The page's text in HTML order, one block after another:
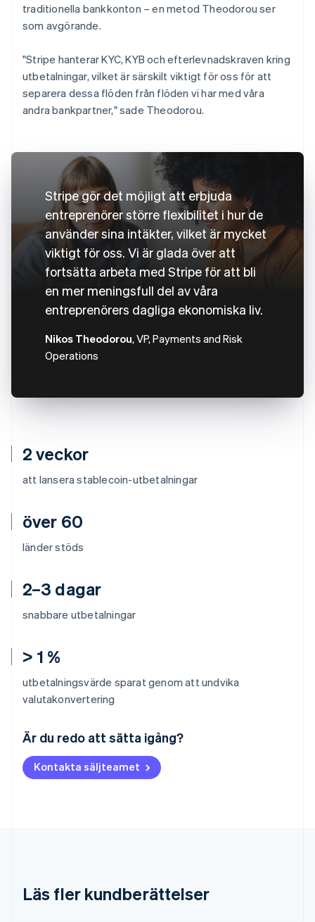
2 veckor
att lansera stablecoin-utbetalningar
över 60
länder stöds
2–3 dagar
snabbare utbetalningar
> 1 %
utbetalningsvärde sparat genom att undvika
valutakonvertering
Är du redo att sätta igång?
Kontakta säljteamet
traditionella bankkonton – en metod Theodorou ser
som avgörande.
"Stripe hanterar KYC, KYB och efterlevnadskraven kring
utbetalningar, vilket är särskilt viktigt för oss för att
separera dessa flöden från flöden vi har med våra
andra bankpartner," sade Theodorou.
Stripe gör det möjligt att erbjuda
entreprenörer större flexibilitet i hur de
använder sina intäkter, vilket är mycket
viktigt för oss. Vi är glada över att
fortsätta arbeta med Stripe för att bli
en mer meningsfull del av våra
entreprenörers dagliga ekonomiska liv.
Nikos Theodorou, VP, Payments and Risk
Operations
Läs fler kundberättelser
Belgien
NederlandsFrançaisDeutsch
Brasilien
PortuguêsEnglish
English